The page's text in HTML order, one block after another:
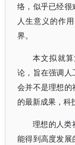
络，似乎已经很
人生意义的作
界。
本文拟就
论，旨在强调人
会并不是理想的
的最新成果，科
理想的人类
能得到高度发展